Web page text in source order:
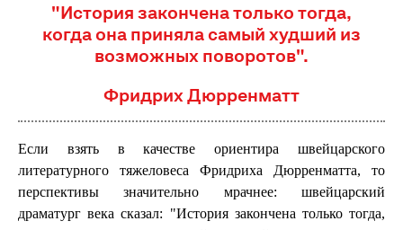
"История закончена только тогда,
когда она приняла самый худший из
возможных поворотов".
Фридрих Дюрренматт
Если взять в качестве ориентира швейцарского
литературного тяжеловеса Фридриха Дюрренматта, то
перспективы значительно мрачнее: швейцарский
драматург века сказал: "История закончена только тогда,